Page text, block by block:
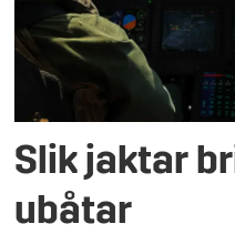
Slik jaktar
ubåtar